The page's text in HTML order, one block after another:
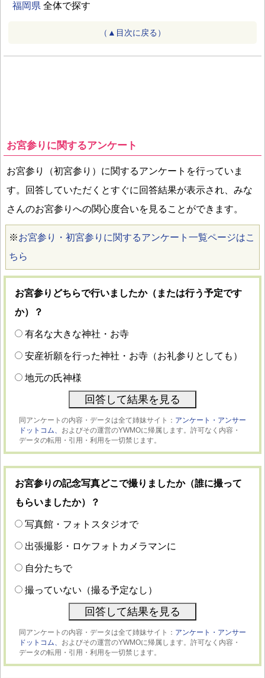
福岡県 全体で探す
（▲目次に戻る）
お宮参りに関するアンケート
お宮参り（初宮参り）に関するアンケートを行っていま
す。回答していただくとすぐに回答結果が表示され、みな
さんのお宮参りへの関心度合いを見ることができます。
※お宮参り・初宮参りに関するアンケート一覧ページはこ
ちら
お宮参りどちらで行いましたか（または行う予定です
か）？
有名な大きな神社・お寺
安産祈願を行った神社・お寺（お礼参りとしても）
地元の氏神様
同アンケートの内容・データは全て姉妹サイト： アンケート・アンサー
ドットコム、 およびその運営のYWMOに帰属します。許可なく内容・
データの転用・引用・利用を一切禁じます。
お宮参りの記念写真どこで撮りましたか（誰に撮って
もらいましたか）？
写真館・フォトスタジオで
出張撮影・ロケフォトカメラマンに
自分たちで
撮っていない（撮る予定なし）
同アンケートの内容・データは全て姉妹サイト： アンケート・アンサー
ドットコム、 およびその運営のYWMOに帰属します。許可なく内容・
データの転用・引用・利用を一切禁じます。